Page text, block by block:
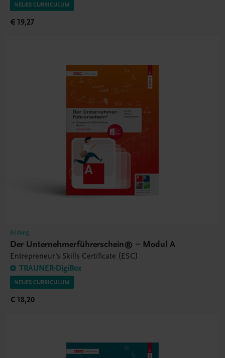
NEUES CURRICULUM
€ 19,27
Bildung
Der Unternehmerführerschein® – Modul A
Entrepreneur's Skills Certificate (ESC)
TRAUNER-DigiBox
NEUES CURRICULUM
€ 18,20